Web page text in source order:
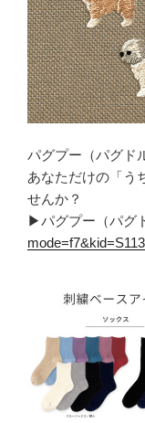
パグプー（パグド
あなただけの「う
せんか？
▶パグプー（パグ